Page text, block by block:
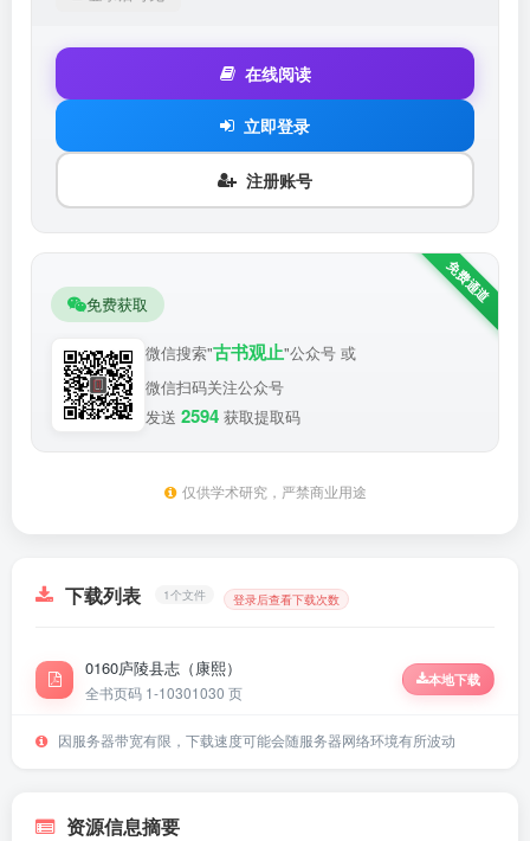
在线阅读
立即登录
注册账号
免费获取
微信搜索"古书观止"公众号 或
微信扫码关注公众号
发送 2594 获取提取码
仅供学术研究，严禁商业用途
下载列表 1个文件 登录后查看下载次数
0160庐陵县志（康熙）
全书页码 1-10301030 页
本地下载
因服务器带宽有限，下载速度可能会随服务器网络环境有所波动
资源信息摘要